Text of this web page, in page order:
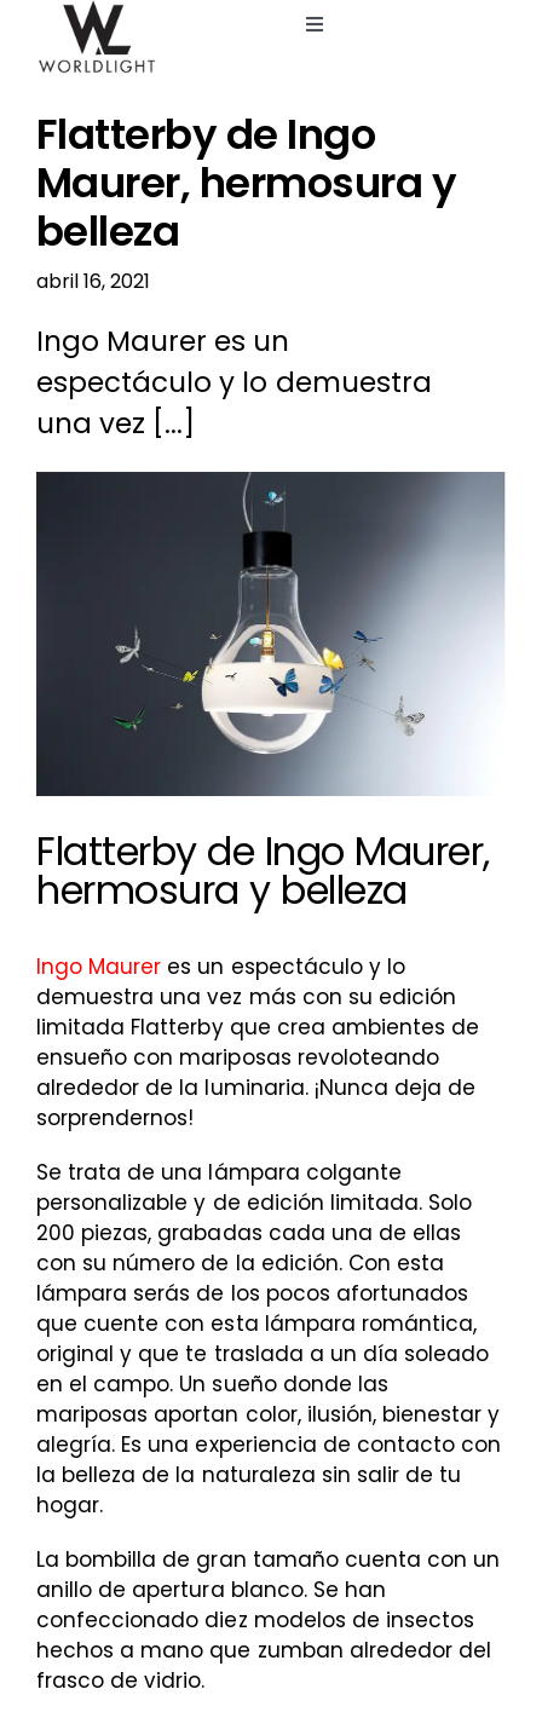
contenido
Toggle
Servicios
Catálogo
Blog
Nosotros
Flatterby de Ingo
Maurer, hermosura y
belleza
abril 16, 2021
Ingo Maurer es un
espectáculo y lo demuestra
una vez [...]
Flatterby de Ingo Maurer,
hermosura y belleza
Ingo Maurer es un espectáculo y lo
demuestra una vez más con su edición
limitada Flatterby que crea ambientes de
ensueño con mariposas revoloteando
alrededor de la luminaria. ¡Nunca deja de
sorprendernos!
Se trata de una lámpara colgante
personalizable y de edición limitada. Solo
200 piezas, grabadas cada una de ellas
con su número de la edición. Con esta
lámpara serás de los pocos afortunados
que cuente con esta lámpara romántica,
original y que te traslada a un día soleado
en el campo. Un sueño donde las
mariposas aportan color, ilusión, bienestar y
alegría. Es una experiencia de contacto con
la belleza de la naturaleza sin salir de tu
hogar.
La bombilla de gran tamaño cuenta con un
anillo de apertura blanco. Se han
confeccionado diez modelos de insectos
hechos a mano que zumban alrededor del
frasco de vidrio.